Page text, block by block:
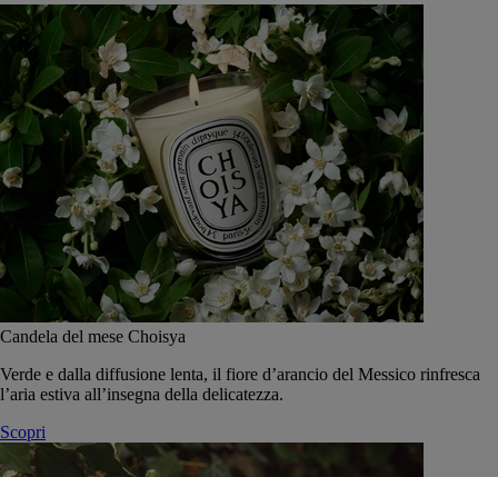
Candela del mese Choisya
Verde e dalla diffusione lenta, il fiore d’arancio del Messico rinfresca
l’aria estiva all’insegna della delicatezza.
Scopri